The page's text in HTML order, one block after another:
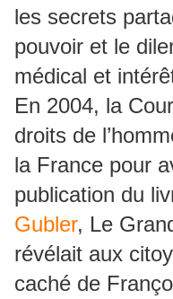
les secrets
pouvoir et le
médical et
En 2004, la
droits de
la France pour
publication du
Gubler, Le
révélait aux
caché de